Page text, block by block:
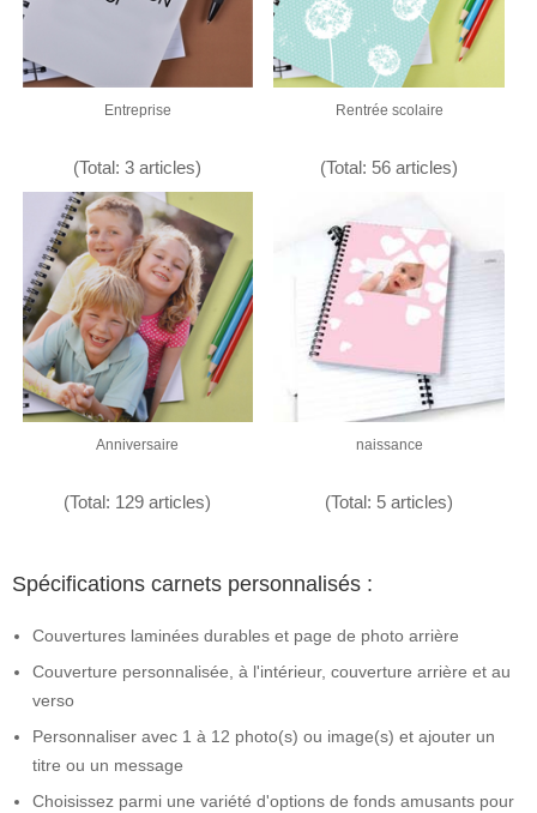
Entreprise
(Total: 3 articles)
Rentrée scolaire
(Total: 56 articles)
Anniversaire
(Total: 129 articles)
naissance
(Total: 5 articles)
Spécifications carnets personnalisés :
Couvertures laminées durables et page de photo arrière
Couverture personnalisée, à l'intérieur, couverture arrière et au
verso
Personnaliser avec 1 à 12 photo(s) ou image(s) et ajouter un
titre ou un message
Choisissez parmi une variété d'options de fonds amusants pour